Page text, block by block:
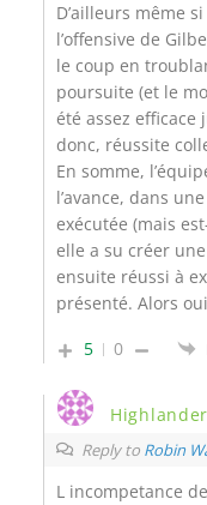
D’ailleurs même
l’offensive de
le coup en
poursuite (et le
été assez efficace
donc, réussite
En somme,
l’avance, dans
exécutée (mais
elle a su créer
ensuite réussi à
présenté. Alors
5
0
Highlander
Reply to Robin
L incompetance